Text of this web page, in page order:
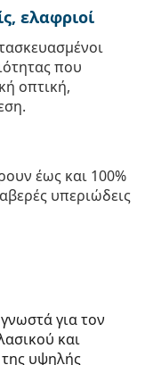
ελαφριοί
που
οπτική,
έως και 100%
υπεριώδεις
για τον
και
υψηλής